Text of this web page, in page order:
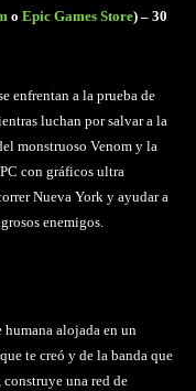
o Epic Games Store) – 30
enfrentan a la prueba de
luchan por salvar a la
monstruoso Venom y la
con gráficos ultra
Nueva York y ayudar a
enemigos.
alojada en un
te creó y de la banda que
una red de